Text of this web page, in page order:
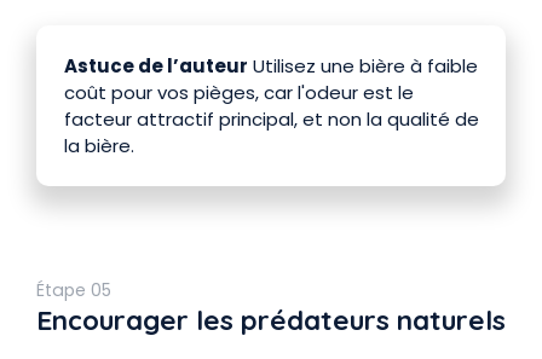
Astuce de l’auteur Utilisez une bière à faible
coût pour vos pièges, car l'odeur est le
facteur attractif principal, et non la qualité de
la bière.
Étape 05
Encourager les prédateurs naturels